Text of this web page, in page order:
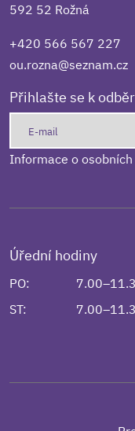
592 52 Rožná
+420 566 567 227
ou.rozna@seznam.cz
Přihlašte se k
Informace o
Úřední hodiny
PO:
ST: